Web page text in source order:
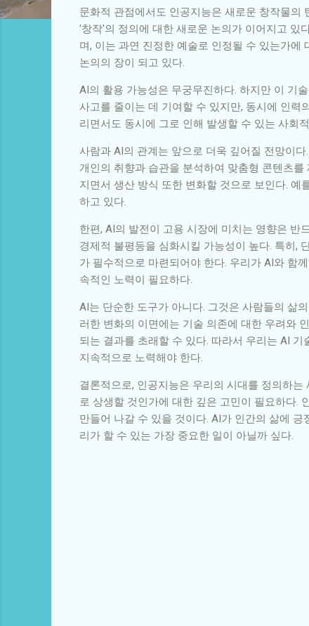
문화적 관점에서도 인공지능은 새로운 창작물의
'창작'의 정의에 대한 새로운 논의가 이어지고 있
며, 이는 과연 진정한 예술로 인정될 수 있는가에
논의의 장이 되고 있다.
AI의 활용 가능성은 무궁무진하다. 하지만 이 기
사고를 줄이는 데 기여할 수 있지만, 동시에 인
리면서도 동시에 그로 인해 발생할 수 있는 사회
사람과 AI의 관계는 앞으로 더욱 깊어질 전망이
개인의 취향과 습관을 분석하여 맞춤형 콘텐츠
지면서 생산 방식 또한 변화할 것으로 보인다. 예
하고 있다.
한편, AI의 발전이 고용 시장에 미치는 영향은 반
경제적 불평등을 심화시킬 가능성이 높다. 특히,
가 필수적으로 마련되어야 한다. 우리가 AI와 함
속적인 노력이 필요하다.
AI는 단순한 도구가 아니다. 그것은 사람들의 삶
러한 변화의 이면에는 기술 의존에 대한 우려와
되는 결과를 초래할 수 있다. 따라서 우리는 AI
지속적으로 노력해야 한다.
결론적으로, 인공지능은 우리의 시대를 정의하
로 상생할 것인가에 대한 깊은 고민이 필요하다.
만들어 나갈 수 있을 것이다. AI가 인간의 삶에
리가 할 수 있는 가장 중요한 일이 아닐까 싶다.